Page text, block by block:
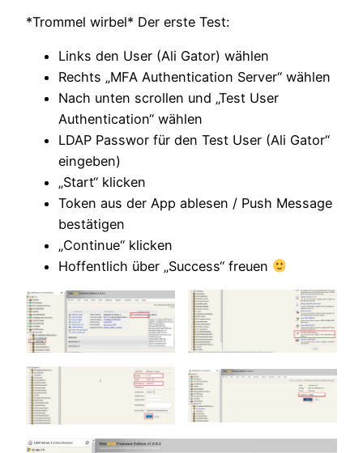
*Trommel wirbel* Der erste Test:
Links den User (Ali Gator) wählen
Rechts „MFA Authentication Server“ wählen
Nach unten scrollen und „Test User
Authentication“ wählen
LDAP Passwor für den Test User (Ali Gator“
eingeben)
„Start“ klicken
Token aus der App ablesen / Push Message
bestätigen
„Continue“ klicken
Hoffentlich über „Success“ freuen